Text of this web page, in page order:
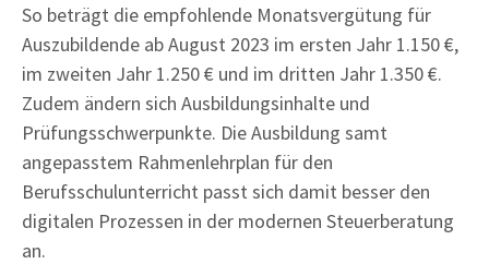
So beträgt die empfohlende Monatsvergütung für
Auszubildende ab August 2023 im ersten Jahr 1.150 €,
im zweiten Jahr 1.250 € und im dritten Jahr 1.350 €.
Zudem ändern sich Ausbildungsinhalte und
Prüfungsschwerpunkte. Die Ausbildung samt
angepasstem Rahmenlehrplan für den
Berufsschulunterricht passt sich damit besser den
digitalen Prozessen in der modernen Steuerberatung
an.